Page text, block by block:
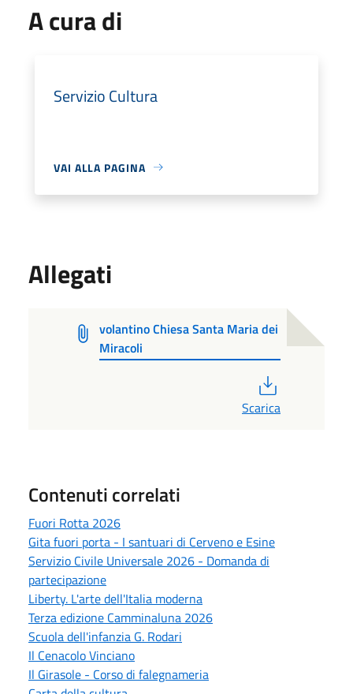
A cura di
Servizio Cultura
VAI ALLA PAGINA
Allegati
volantino Chiesa Santa Maria dei
Miracoli
Scarica
Contenuti correlati
Fuori Rotta 2026
Gita fuori porta - I santuari di Cerveno e Esine
Servizio Civile Universale 2026 - Domanda di
partecipazione
Liberty. L'arte dell'Italia moderna
Terza edizione Camminaluna 2026
Scuola dell'infanzia G. Rodari
Il Cenacolo Vinciano
Il Girasole - Corso di falegnameria